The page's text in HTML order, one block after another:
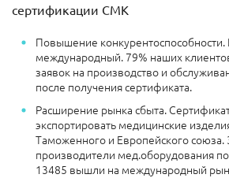
сертификации СМК
Повышение конкурентоспособности.
международный. 79% наших
заявок на производство и
после получения сертификата.
Расширение рынка сбыта.
экспортировать медицинские
Таможенного и Европейского союза.
производители мед.оборудования
13485 вышли на международный